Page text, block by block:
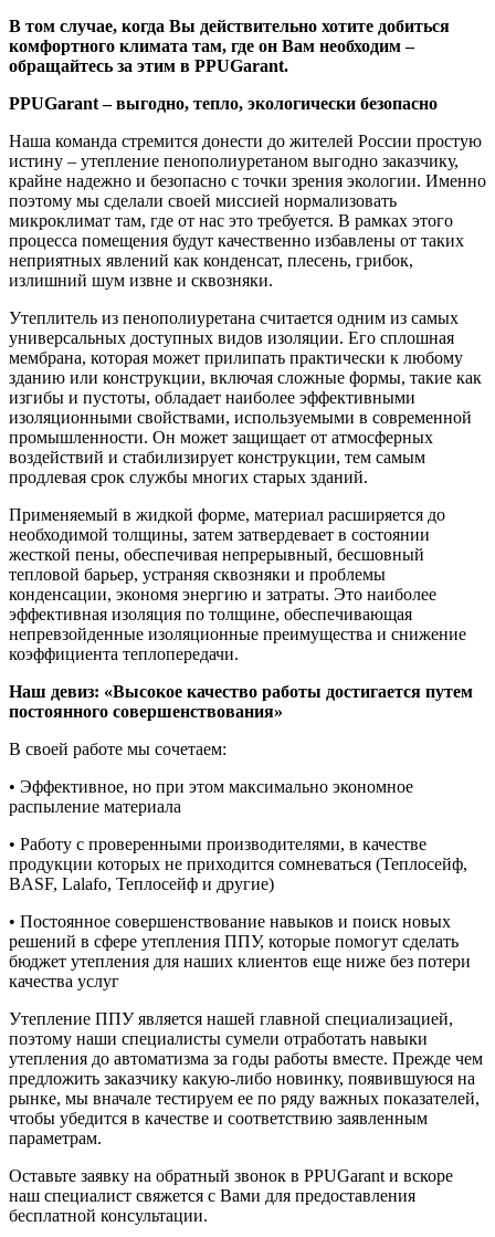
В том случае, когда Вы действительно хотите добиться
комфортного климата там, где он Вам необходим –
обращайтесь за этим в PPUGarant.
PPUGarant – выгодно, тепло, экологически безопасно
Наша команда стремится донести до жителей России простую
истину – утепление пенополиуретаном выгодно заказчику,
крайне надежно и безопасно с точки зрения экологии. Именно
поэтому мы сделали своей миссией нормализовать
микроклимат там, где от нас это требуется. В рамках этого
процесса помещения будут качественно избавлены от таких
неприятных явлений как конденсат, плесень, грибок,
излишний шум извне и сквозняки.
Утеплитель из пенополиуретана считается одним из самых
универсальных доступных видов изоляции. Его сплошная
мембрана, которая может прилипать практически к любому
зданию или конструкции, включая сложные формы, такие как
изгибы и пустоты, обладает наиболее эффективными
изоляционными свойствами, используемыми в современной
промышленности. Он может защищает от атмосферных
воздействий и стабилизирует конструкции, тем самым
продлевая срок службы многих старых зданий.
Применяемый в жидкой форме, материал расширяется до
необходимой толщины, затем затвердевает в состоянии
жесткой пены, обеспечивая непрерывный, бесшовный
тепловой барьер, устраняя сквозняки и проблемы
конденсации, экономя энергию и затраты. Это наиболее
эффективная изоляция по толщине, обеспечивающая
непревзойденные изоляционные преимущества и снижение
коэффициента теплопередачи.
Наш девиз: «Высокое качество работы достигается путем
постоянного совершенствования»
В своей работе мы сочетаем:
• Эффективное, но при этом максимально экономное
распыление материала
• Работу с проверенными производителями, в качестве
продукции которых не приходится сомневаться (Теплосейф,
BASF, Lalafo, Теплосейф и другие)
• Постоянное совершенствование навыков и поиск новых
решений в сфере утепления ППУ, которые помогут сделать
бюджет утепления для наших клиентов еще ниже без потери
качества услуг
Утепление ППУ является нашей главной специализацией,
поэтому наши специалисты сумели отработать навыки
утепления до автоматизма за годы работы вместе. Прежде чем
предложить заказчику какую-либо новинку, появившуюся на
рынке, мы вначале тестируем ее по ряду важных показателей,
чтобы убедится в качестве и соответствию заявленным
параметрам.
Оставьте заявку на обратный звонок в PPUGarant и вскоре
наш специалист свяжется с Вами для предоставления
бесплатной консультации.